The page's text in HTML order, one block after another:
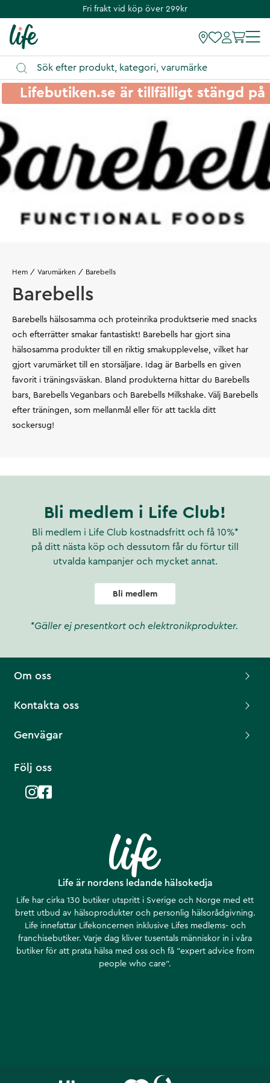
Fri frakt vid köp över 299kr
Lifebutiken.se är tillfälligt stängd
Hem Varumärken Barebells
Barebells
Barebells hälsosamma och proteinrika produktserie med snacks
och efterrätter smakar fantastiskt! Barebells har gjort sina
hälsosamma produkter till en riktig smakupplevelse, vilket har
gjort varumärket till en storsäljare. Idag är Barbells en given
favorit i träningsväskan. Bland produkterna hittar du Barebells
bars, Barebells Veganbars och Barebells Milkshake. Välj Barebells
efter träningen, som mellanmål eller för att tackla ditt
sockersug!
Bli medlem i Life Club!
Bli medlem i Life Club kostnadsfritt och få 10%*
på ditt nästa köp och dessutom får du förtur till
utvalda kampanjer och mycket annat.
Bli medlem
*Gäller ej presentkort och elektronikprodukter.
Life är nordens ledande hälsokedja
Life har cirka 130 butiker utspritt i Sverige och Norge med ett
brett utbud av hälsoprodukter och personlig hälsorådgivning.
Life innefattar Lifekoncernen inklusive Lifes medlems- och
franchisebutiker. Varje dag kliver tusentals människor in i våra
butiker för att prata hälsa med oss och få ”expert advice from
people who care”.
Om oss
Kontakta oss
Genvägar
Följ oss